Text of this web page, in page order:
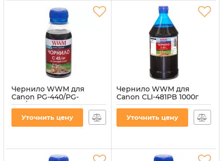
Чернило WWM для
Canon PG-440/PG-
445/PGI-450Bk 100г Black
пигментное (C45/BP-2)
C45/BP-2
Уточнить цену
Чернило WWM для
Canon CLI-481PB 1000г
Blue водорастворимое
C45/V-4
Уточнить цену